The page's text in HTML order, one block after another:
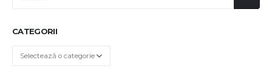
CATEGORII
Categorii